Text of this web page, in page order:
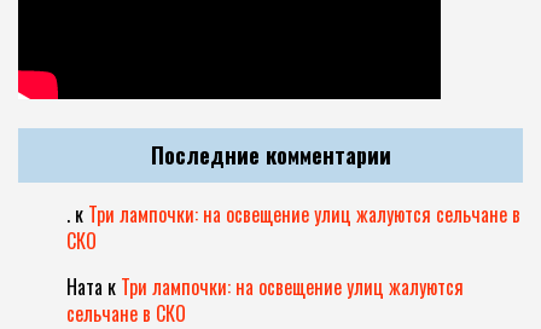
Последние комментарии
. к Три лампочки: на освещение улиц жалуются сельчане в
СКО
Ната к Три лампочки: на освещение улиц жалуются
сельчане в СКО